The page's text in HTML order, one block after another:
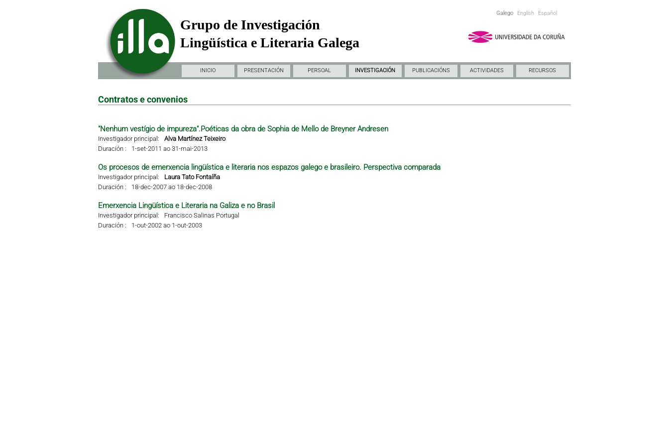
Galego English Español
Grupo de Investigación
Lingüística e Literaria Galega
INICIO PRESENTACIÓN PERSOAL INVESTIGACIÓN PUBLICACIÓNS ACTIVIDADES RECURSOS
Contratos e convenios
"Nenhum vestígio de impureza".Poéticas da obra de Sophia de Mello de Breyner Andresen
Investigador principal:
Alva Martínez Teixeiro
Duración :
1-set-2011 ao 31-mai-2013
Os procesos de emerxencia lingüística e literaria nos espazos galego e brasileiro. Perspectiva comparada
Investigador principal:
Laura Tato Fontaíña
Duración :
18-dec-2007 ao 18-dec-2008
Emerxencia Lingüística e Literaria na Galiza e no Brasil
Investigador principal:
Francisco Salinas Portugal
Duración :
1-out-2002 ao 1-out-2003